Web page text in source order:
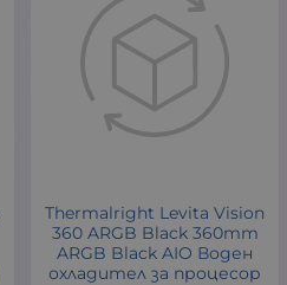
Thermalright Levita Vision
360 ARGB Black 360mm
ARGB Black AIO Воден
охладител за процесор